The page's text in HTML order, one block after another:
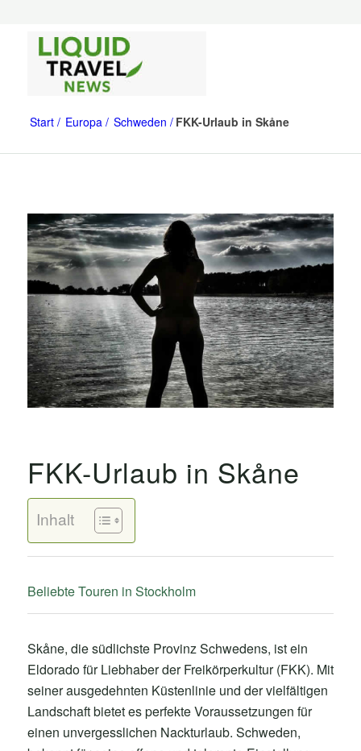
Start Europa Schweden FKK-Urlaub in Skåne
FKK-Urlaub in Skåne
Inhalt
Beliebte Touren in Stockholm
Skåne, die südlichste Provinz Schwedens, ist ein
Eldorado für Liebhaber der Freikörperkultur (FKK). Mit
seiner ausgedehnten Küstenlinie und der vielfältigen
Landschaft bietet es perfekte Voraussetzungen für
einen unvergesslichen Nackturlaub. Schweden,